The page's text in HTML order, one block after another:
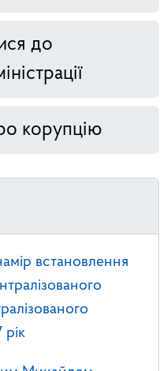
до
корупцію
встановлення